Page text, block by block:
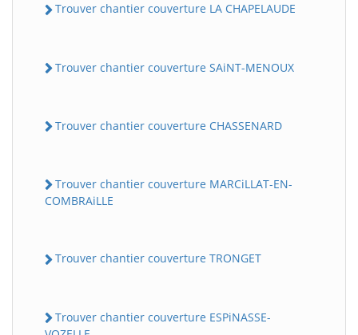
Trouver chantier couverture LA CHAPELAUDE
Trouver chantier couverture SAiNT-MENOUX
Trouver chantier couverture CHASSENARD
Trouver chantier couverture MARCiLLAT-EN-
COMBRAiLLE
Trouver chantier couverture TRONGET
Trouver chantier couverture ESPiNASSE-